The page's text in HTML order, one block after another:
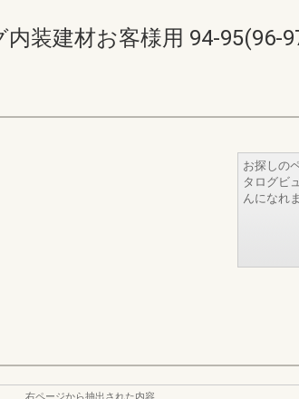
装建材お客様用 94-95(96-
お探しの
タログビ
んになれ
右ページから抽出された内容